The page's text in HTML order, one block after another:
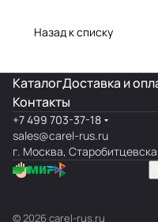
поломок и
Назад к списку
КаталогДоставка и
Контакты
+7 499 703-37-18
sales@carel-rus.ru
г. Москва,
© 2026 carel-rus.ru